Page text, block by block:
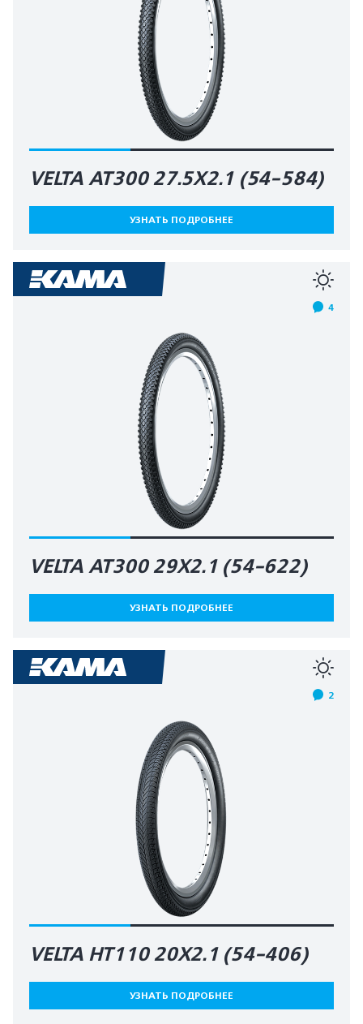
VELTA AT300 27.5X2.1 (54-584)
УЗНАТЬ ПОДРОБНЕЕ
4
VELTA AT300 29X2.1 (54-622)
УЗНАТЬ ПОДРОБНЕЕ
2
VELTA HT110 20X2.1 (54-406)
УЗНАТЬ ПОДРОБНЕЕ